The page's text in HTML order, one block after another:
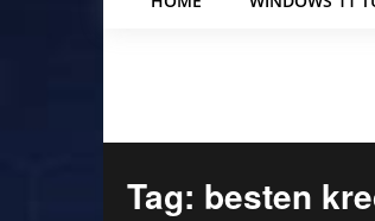
Tag: besten